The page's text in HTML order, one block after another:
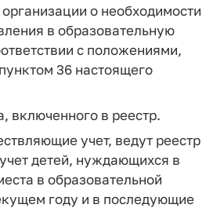
о необходимости
в образовательную
с положениями,
36 настоящего
включенного в реестр.
учет, ведут реестр
детей, нуждающихся в
в образовательной
году и в последующие